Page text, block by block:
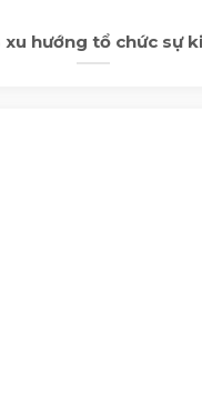
hướng tổ chức sự